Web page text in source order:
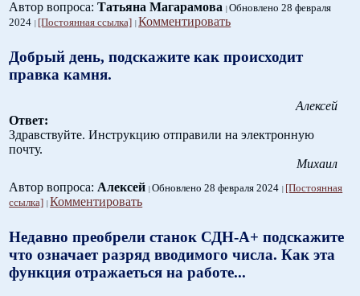
Автор вопроса:Татьяна Магарамова Обновлено 28 февраля
2024 [Постоянная ссылка] Комментировать
Добрый день, подскажите как происходит
правка камня.
Алексей
Ответ:
Здравствуйте. Инструкцию отправили на электронную
почту.
Михаил
Автор вопроса: Алексей Обновлено 28 февраля 2024 [Постоянная
ссылка] Комментировать
Недавно преобрели станок СДН-А+ подскажите
что означает разряд вводимого числа. Как эта
функция отражаеться на работе...